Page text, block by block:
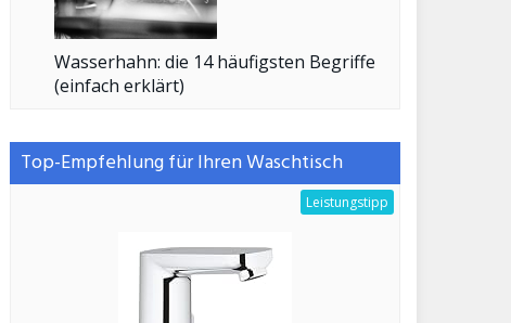
Wasserhahn: die 14 häufigsten Begriffe
(einfach erklärt)
Top-Empfehlung für Ihren Waschtisch
Leistungstipp